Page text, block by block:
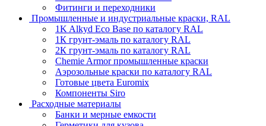
Фитинги и переходники
Промышленные и индустриальные краски, RAL
1K Alkyd Eco Base по каталогу RAL
1К грунт-эмаль по каталогу RAL
2К грунт-эмаль по каталогу RAL
Chemie Armor промышленные краски
Аэрозольные краски по каталогу RAL
Готовые цвета Euromix
Компоненты Siro
Расходные материалы
Банки и мерные емкости